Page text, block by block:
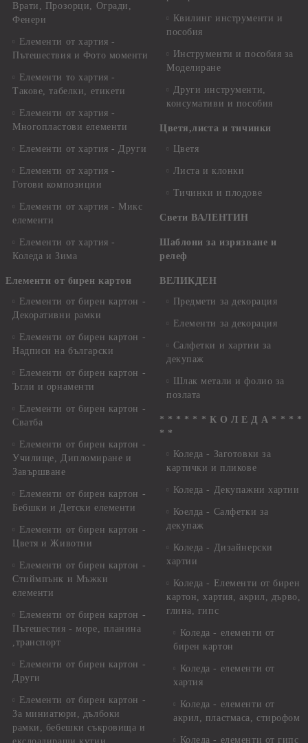
Врати, Прозорци, Огради,
Фенери
Елементи от хартия -
Пътешествия и Фото моменти
Елементи то хартия -
Такове, табелки, етикети
Елементи от хартия -
Многопластови елементи
Елементи от хартия - Други
Елементи от хартия -
Готови композиции
Елементи от хартия - Микс
елементи
Елементи от хартия -
Коледа и Зима
Елементи от бирен картон
Елементи от бирен картон -
Декоративни рамки
Елементи от бирен картон -
Надписи на български
Елементи от бирен картон -
Ъгли и орнаменти
Елементи от бирен картон -
Сватба
Елементи от бирен картон -
Училище, Дипломиране и
Завършване
Елементи от бирен картон -
Бебшки и Детски елементи
Елементи от бирен картон -
Цветя и Животни
Елементи от бирен картон -
Стиймпънк и Мъжки
елементи
Елементи от бирен картон -
Пътешестия - море, планина
,транспорт
Елементи от бирен картон -
Други
Елементи от бирен картон -
За миниатюри, дълбоки
рамки, бебешки съкровища и
Квилинг инструменти и
пособия
Инструменти и пособия за
Моделиране
Други инструменти,
консумативи и пособия
Цветя,листа и тичинки
Цветя
Листа и клонки
Тичинки и плодове
Свети ВАЛЕНТИН
Шаблони за изрязване и
релеф
ВЕЛИКДЕН
Предмети за декорация
Елементи за декорация
Салфетки и хартии за
декупаж
Шлак метали и фолио за
позлата
* * * * * * К О Л Е Д А * * * *
* *
Коледа - Заготовки за
картички и пликове
Коледа - Декупажни хартии
Коелда - Салфетки за
декупаж
Коледа - Дизайнерски
хартии
Коледа - Eлементи от бирен
картон, хартия, акрил, дърво,
глина, гипс
Коледа - елементи от
бирен картон
Коледа - елементи от
хартия
Коледа - елементи от
акрил, пластмаса, стирофом
Коледа - елементи от гипс